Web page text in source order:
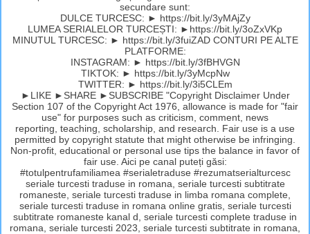
secundare sunt:
DULCE TURCESC: ► https://bit.ly/3yMAjZy
LUMEA SERIALELOR TURCEȘTI: ►https://bit.ly/3oZxVKp
MINUTUL TURCESC: ► https://bit.ly/3fuiZAD CONTURI PE ALTE
PLATFORME:
INSTAGRAM: ► https://bit.ly/3fBHVGN
TIKTOK: ► https://bit.ly/3yMcpNw
TWITTER: ► https://bit.ly/3i5CLEm
►LIKE ►SHARE ►SUBSCRIBE "Copyright Disclaimer Under
Section 107 of the Copyright Act 1976, allowance is made for "fair
use" for purposes such as criticism, comment, news
reporting, teaching, scholarship, and research. Fair use is a use
permitted by copyright statute that might otherwise be infringing.
Non-profit, educational or personal use tips the balance in favor of
fair use. Aici pe canal puteți găsi:
#totulpentrufamiliamea #serialetraduse #rezumatserialturcesc
seriale turcesti traduse in romana, seriale turcesti subtitrate
romaneste, seriale turcesti traduse in limba romana complete,
seriale turcesti traduse in romana online gratis, seriale turcesti
subtitrate romaneste kanal d, seriale turcesti complete traduse in
romana, seriale turcesti 2023, seriale turcesti subtitrate in romana,